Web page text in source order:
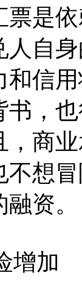
票是
人自
和信
书，
，商
不想
资。
加